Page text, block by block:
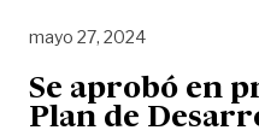
mayo 27, 2024
Se aprobó en
Plan de